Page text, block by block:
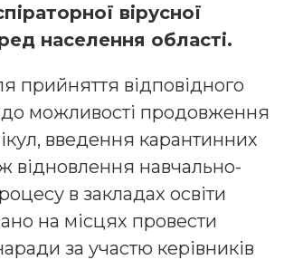
вірусної
населення області.
прийняття відповідного
можливості продовження
введення карантинних
відновлення навчально-
в закладах освіти
на місцях провести
за участю керівників